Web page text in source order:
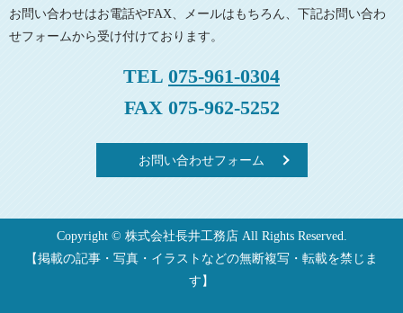
お問い合わせはお電話やFAX、メールはもちろん、下記お問い合わ
せフォームから受け付けております。
TEL 075-961-0304
FAX 075-962-5252
お問い合わせフォーム
Copyright © 株式会社長井工務店 All Rights Reserved.
【掲載の記事・写真・イラストなどの無断複写・転載を禁じま
す】